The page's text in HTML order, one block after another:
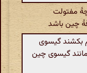
مفتولت
چین باشد
بکشند گیسوی
گیسوی چین